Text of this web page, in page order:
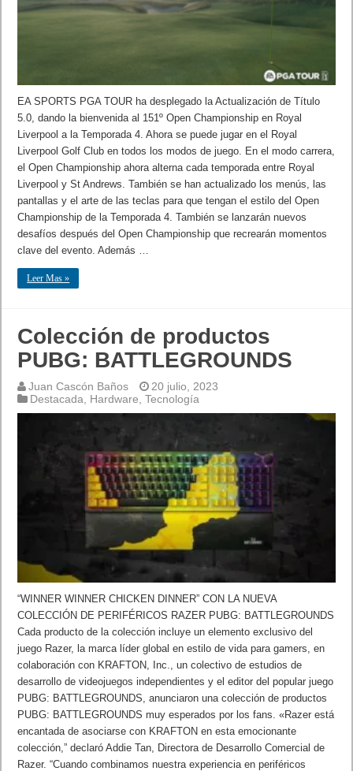
EA SPORTS PGA TOUR ha desplegado la Actualización de Título
5.0, dando la bienvenida al 151º Open Championship en Royal
Liverpool a la Temporada 4. Ahora se puede jugar en el Royal
Liverpool Golf Club en todos los modos de juego. En el modo carrera,
el Open Championship ahora alterna cada temporada entre Royal
Liverpool y St Andrews. También se han actualizado los menús, las
pantallas y el arte de las teclas para que tengan el estilo del Open
Championship de la Temporada 4. También se lanzarán nuevos
desafíos después del Open Championship que recrearán momentos
clave del evento. Además …
Leer Mas »
Colección de productos
PUBG: BATTLEGROUNDS
Juan Cascón Baños
20 julio, 2023
Destacada
Hardware ,Tecnología
“WINNER WINNER CHICKEN DINNER” CON LA NUEVA
COLECCIÓN DE PERIFÉRICOS RAZER PUBG: BATTLEGROUNDS
Cada producto de la colección incluye un elemento exclusivo del
juego Razer, la marca líder global en estilo de vida para gamers, en
colaboración con KRAFTON, Inc., un colectivo de estudios de
desarrollo de videojuegos independientes y el editor del popular juego
PUBG: BATTLEGROUNDS, anunciaron una colección de productos
PUBG: BATTLEGROUNDS muy esperados por los fans. «Razer está
encantada de asociarse con KRAFTON en esta emocionante
colección,” declaró Addie Tan, Directora de Desarrollo Comercial de
Razer. “Cuando combinamos nuestra experiencia en periféricos